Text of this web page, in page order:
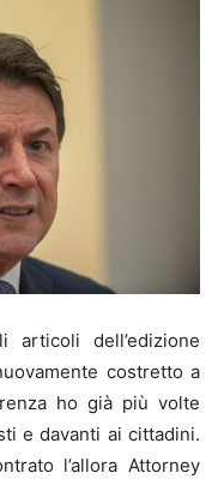
articoli dell’edizione
costretto a
ho già più volte
e davanti ai cittadini.
l’allora Attorney